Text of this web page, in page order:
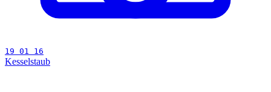
19 01 16
Kesselstaub